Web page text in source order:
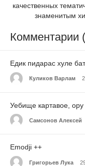
качественных
знаменитым
Комментарии
Едик пидарас хуле
Куликов Варлам
Уебище картавое, ору
Самсонов Алексей
Emodji ++
Григорьев Лука